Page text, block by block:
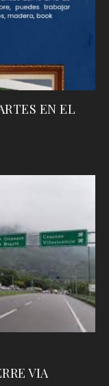
EN EL
VIA